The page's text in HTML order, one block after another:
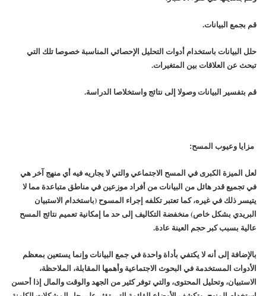
قم بجمع البيانات.
حلل البيانات باستخدام أدوات التحليل الإحصائي المناسبة خصوصا تلك التي
تبحث عن العلاقات بين المتغيرات.
قم بتفسير البيانات وصولا إلى نتائج واستخلاصا الدراسة.
مزايا وعيوب المسح:
لعل الميزة الكبرى في المسح الاجتماعي والتي لا يجاريه فيه أي منهج آخر هي
في تجميع قدر هائل من البيانات من أفراد موزعين في مناطق متباعدة مما لا
يتيسر ذلك في غيره، كما تعتبر تكلفه إجراء المسوح (باستخدام الاستبيان
البريدي بشكل خاص) منخفضة التكاليف إلى حد ما إمكانية تعميم نتائج المسح
عالية بسبب كبر حجم العينة عادة.
بالإضافة إلى أنه لا يكتفي بأداة واحدة في جمع البيانات وإنما يستعين بمعظم
الأدوات المستخدمة في البحوث الاجتماعية وأهمها المقابلة، الملاحظة،
الاستبيان، وتحليل المحتوى، والتي توفر كثير من الجهد والوقت والمال إذا أحسن